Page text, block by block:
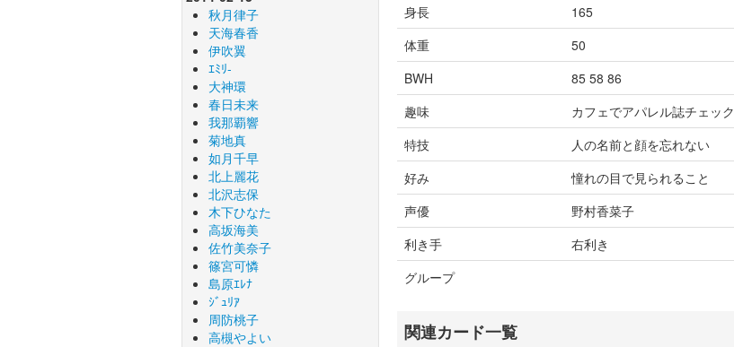
秋月律子
天海春香
伊吹翼
ｴﾐﾘ-
大神環
春日未来
我那覇響
菊地真
如月千早
北上麗花
北沢志保
木下ひなた
高坂海美
佐竹美奈子
篠宮可憐
島原ｴﾚﾅ
ｼﾞｭﾘｱ
周防桃子
高槻やよい
身長
165
体重
50
BWH
85 58 86
趣味
カフェでアパレル誌チェック
特技
人の名前と顔を忘れない
好み
憧れの目で見られること
声優
野村香菜子
利き手
右利き
グループ
関連カード一覧